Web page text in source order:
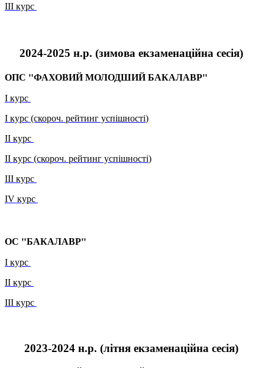
ІІІ курс
2024-2025 н.р. (зимова екзаменаційна сесія)
ОПС "ФАХОВИЙ МОЛОДШИЙ БАКАЛАВР"
І курс
І курс (скороч. рейтинг успішності)
ІІ курс
ІІ курс (скороч. рейтинг успішності)
ІІІ курс
IV курс
ОС "БАКАЛАВР"
І курс
ІІ курс
ІІІ курс
2023-2024 н.р. (літня екзаменаційна сесія)